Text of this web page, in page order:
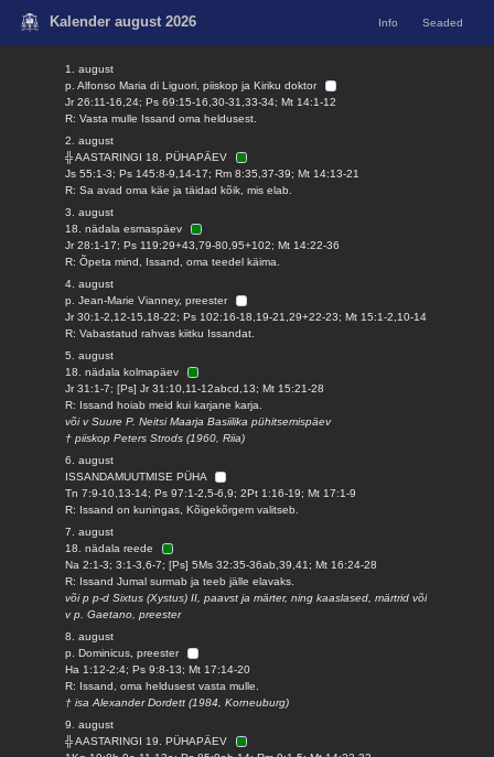
Kalender august 2026 Info Seaded
1. august
p. Alfonso Maria di Liguori, piiskop ja Kiriku doktor
Jr 26:11-16,24; Ps 69:15-16,30-31,33-34; Mt 14:1-12
R: Vasta mulle Issand oma heldusest.
2. august
╬ AASTARINGI 18. PÜHAPÄEV
Js 55:1-3; Ps 145:8-9,14-17; Rm 8:35,37-39; Mt 14:13-21
R: Sa avad oma käe ja täidad kõik, mis elab.
3. august
18. nädala esmaspäev
Jr 28:1-17; Ps 119:29+43,79-80,95+102; Mt 14:22-36
R: Õpeta mind, Issand, oma teedel käima.
4. august
p. Jean-Marie Vianney, preester
Jr 30:1-2,12-15,18-22; Ps 102:16-18,19-21,29+22-23; Mt 15:1-2,10-14
R: Vabastatud rahvas kiitku Issandat.
5. august
18. nädala kolmapäev
Jr 31:1-7; [Ps] Jr 31:10,11-12abcd,13; Mt 15:21-28
R: Issand hoiab meid kui karjane karja.
või v Suure P. Neitsi Maarja Basiilika pühitsemispäev
† piiskop Peters Strods (1960, Riia)
6. august
ISSANDAMUUTMISE PÜHA
Tn 7:9-10,13-14; Ps 97:1-2,5-6,9; 2Pt 1:16-19; Mt 17:1-9
R: Issand on kuningas, Kõigekõrgem valitseb.
7. august
18. nädala reede
Na 2:1-3; 3:1-3,6-7; [Ps] 5Ms 32:35-36ab,39,41; Mt 16:24-28
R: Issand Jumal surmab ja teeb jälle elavaks.
või p p-d Sixtus (Xystus) II, paavst ja märter, ning kaaslased, märtrid või
v p. Gaetano, preester
8. august
p. Dominicus, preester
Ha 1:12-2:4; Ps 9:8-13; Mt 17:14-20
R: Issand, oma heldusest vasta mulle.
† isa Alexander Dordett (1984, Korneuburg)
9. august
╬ AASTARINGI 19. PÜHAPÄEV